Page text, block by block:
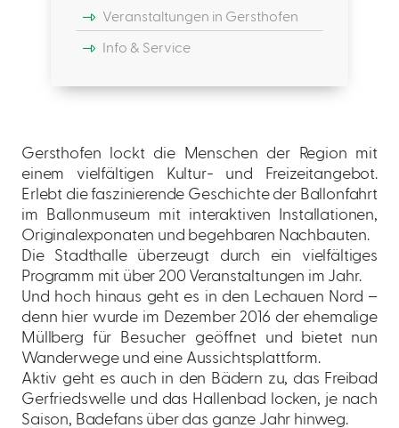
Veranstaltungen in Gersthofen
Info & Service
Gersthofen lockt die Menschen der Region mit
einem vielfältigen Kultur- und Freizeitangebot.
Erlebt die faszinierende Geschichte der Ballonfahrt
im Ballonmuseum mit interaktiven Installationen,
Originalexponaten und begehbaren Nachbauten.
Die Stadthalle überzeugt durch ein vielfältiges
Programm mit über 200 Veranstaltungen im Jahr.
Und hoch hinaus geht es in den Lechauen Nord –
denn hier wurde im Dezember 2016 der ehemalige
Müllberg für Besucher geöffnet und bietet nun
Wanderwege und eine Aussichtsplattform.
Aktiv geht es auch in den Bädern zu, das Freibad
Gerfriedswelle und das Hallenbad locken, je nach
Saison, Badefans über das ganze Jahr hinweg.